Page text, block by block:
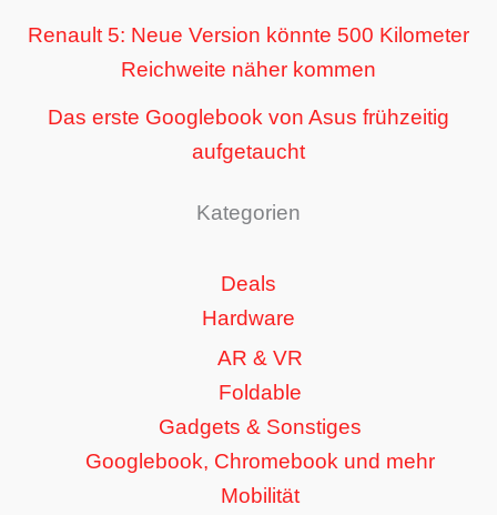
Renault 5: Neue Version könnte 500 Kilometer
Reichweite näher kommen
Das erste Googlebook von Asus frühzeitig
aufgetaucht
Kategorien
Deals
Hardware
AR & VR
Foldable
Gadgets & Sonstiges
Googlebook, Chromebook und mehr
Mobilität